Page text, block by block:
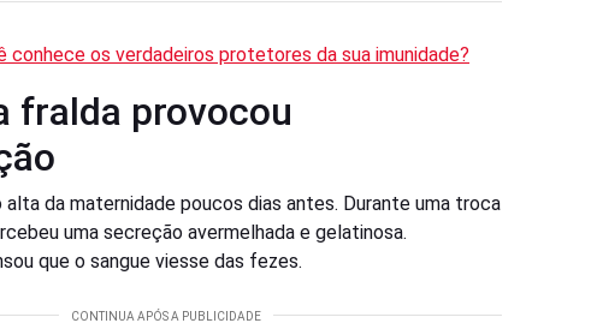
conhece os verdadeiros protetores da sua imunidade?
fralda provocou
alta da maternidade poucos dias antes. Durante uma troca
uma secreção avermelhada e gelatinosa.
que o sangue viesse das fezes.